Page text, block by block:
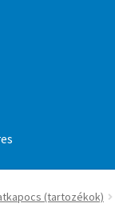
(tartozékok)